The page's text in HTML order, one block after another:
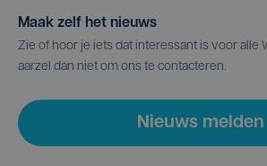
Maak zelf het nieuws
Zie of hoor je iets dat interessant is voor alle
aarzel dan niet om ons te contacteren.
Nieuws melden